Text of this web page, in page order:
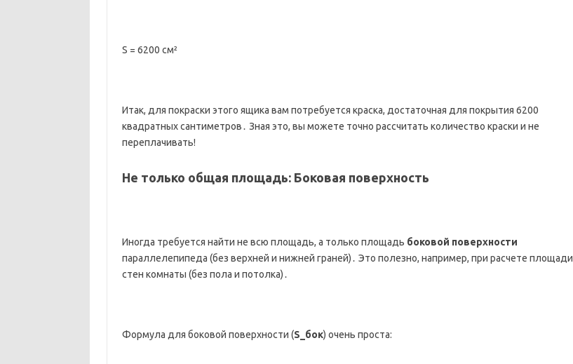
S = 6200 см²
Итак, для покраски этого ящика вам потребуется краска, достаточная для покрытия 6200
квадратных сантиметров․ Зная это, вы можете точно рассчитать количество краски и не
переплачивать!
Не только общая площадь: Боковая поверхность
Иногда требуется найти не всю площадь, а только площадь боковой поверхности
параллелепипеда (без верхней и нижней граней)․ Это полезно, например, при расчете площади
стен комнаты (без пола и потолка)․
Формула для боковой поверхности (S_бок) очень проста: